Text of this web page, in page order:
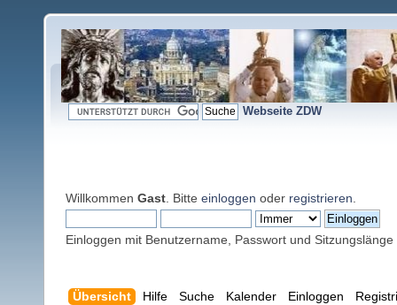
Webseite ZDW
Willkommen Gast . Bitte einloggen oder registrieren
Einloggen mit Benutzername, Passwort und Sitzungslänge
Übersicht Hilfe Suche Kalender Einloggen